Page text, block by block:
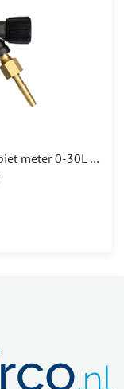
GCE flowventiel Stikstof reduceerd debiet meter 0-30L /min